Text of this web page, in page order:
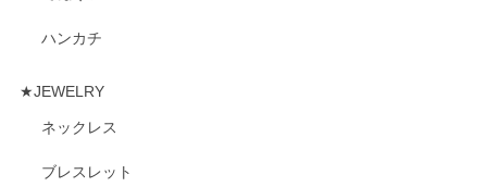
ハンカチ
★JEWELRY
ネックレス
ブレスレット